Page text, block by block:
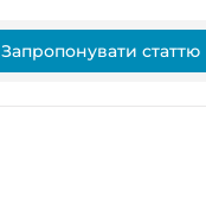
Запропонувати статтю